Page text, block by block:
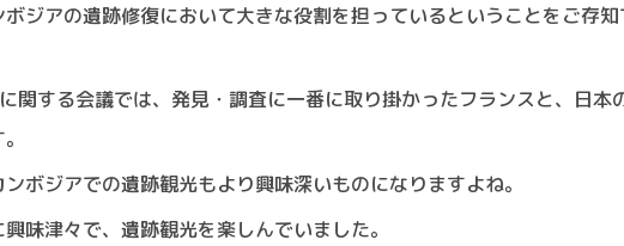
ジアの遺跡修復において大きな役割を担っているということをご存知
関する会議では、発見・調査に一番に取り掛かったフランスと、日本
ボジアでの遺跡観光もより興味深いものになりますよね。
味津々で、遺跡観光を楽しんでいました。